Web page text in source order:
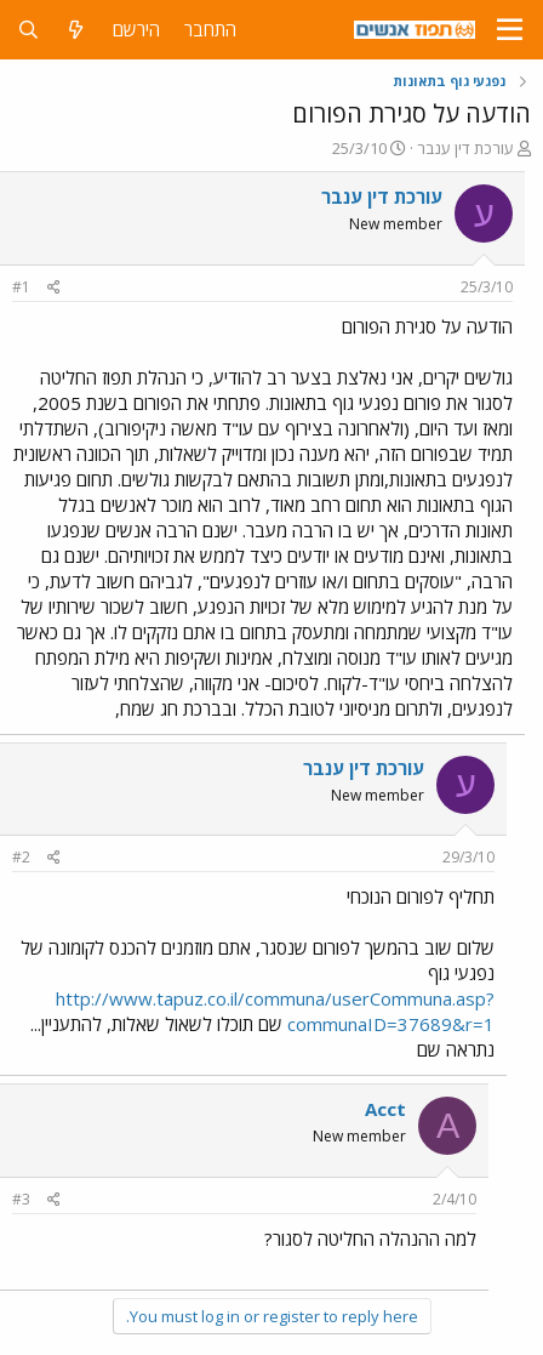
התחבר הירשם
נפגעי גוף בתאונות
הודעה על סגירת הפורום
פ
ו
ת
ח
ה
ו
ש
א
עורכת דין ענבר
פ
ו
ר
ם
ר
25/3/10
ע עורכת דין ענבר
New member
25/3/10
#1
הודעה על סגירת הפורום
גולשים יקרים, אני נאלצת בצער רב להודיע, כי הנהלת תפוז החליטה
לסגור את פורום נפגעי גוף בתאונות. פתחתי את הפורום בשנת 2005,
ומאז ועד היום, (ולאחרונה בצירוף עם עו"ד מאשה ניקיפורוב), השתדלתי
תמיד שבפורום הזה, יהא מענה נכון ומדוייק לשאלות, תוך הכוונה ראשונית
לנפגעים בתאונות,ומתן תשובות בהתאם לבקשות גולשים. תחום פגיעות
הגוף בתאונות הוא תחום רחב מאוד, לרוב הוא מוכר לאנשים בגלל
תאונות הדרכים, אך יש בו הרבה מעבר. ישנם הרבה אנשים שנפגעו
בתאונות, ואינם מודעים או יודעים כיצד לממש את זכויותיהם. ישנם גם
הרבה, "עוסקים בתחום ו/או עוזרים לנפגעים", לגביהם חשוב לדעת, כי
על מנת להגיע למימוש מלא של זכויות הנפגע, חשוב לשכור שירותיו של
עו"ד מקצועי שמתמחה ומתעסק בתחום בו אתם נזקקים לו. אך גם כאשר
מגיעים לאותו עו"ד מנוסה ומוצלח, אמינות ושקיפות היא מילת המפתח
להצלחה ביחסי עו"ד-לקוח. לסיכום- אני מקווה, שהצלחתי לעזור
לנפגעים, ולתרום מניסיוני לטובת הכלל. ובברכת חג שמח,
ע עורכת דין ענבר
New member
29/3/10
#2
תחליף לפורום הנוכחי
שלום שוב בהמשך לפורום שנסגר, אתם מוזמנים להכנס לקומונה של
נפגעי גוף
http://www.tapuz.co.il/communa/userCommuna.asp?
communaID=37689&r=1 שם תוכלו לשאול שאלות, להתעניין...
נתראה שם
A
Acct
New member
2/4/10
#3
למה ההנהלה החליטה לסגור?
You must log in or register to reply here.